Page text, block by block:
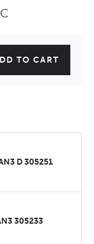
TO CART
D 305251
305233